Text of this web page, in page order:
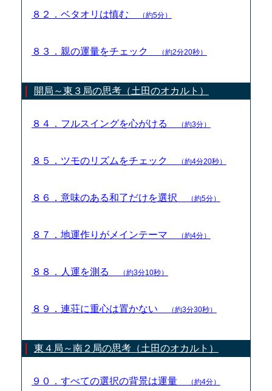
８２．ベタオリは慎む （約5分）
８３．親の運量をチェック （約2分20秒）
開局～東３局の思考（土田のオカルト）
８４．フルスイングを心がける （約3分）
８５．ツモのリズムをチェック （約4分20秒）
８６．意味のある和了だけを選択 （約5分）
８７．地運作りがメインテーマ （約4分）
８８．人運を測る （約3分10秒）
８９．連荘に重心は置かない （約3分30秒）
東４局～南２局の思考（土田のオカルト）
９０．すべての選択の背景は運量 （約4分）